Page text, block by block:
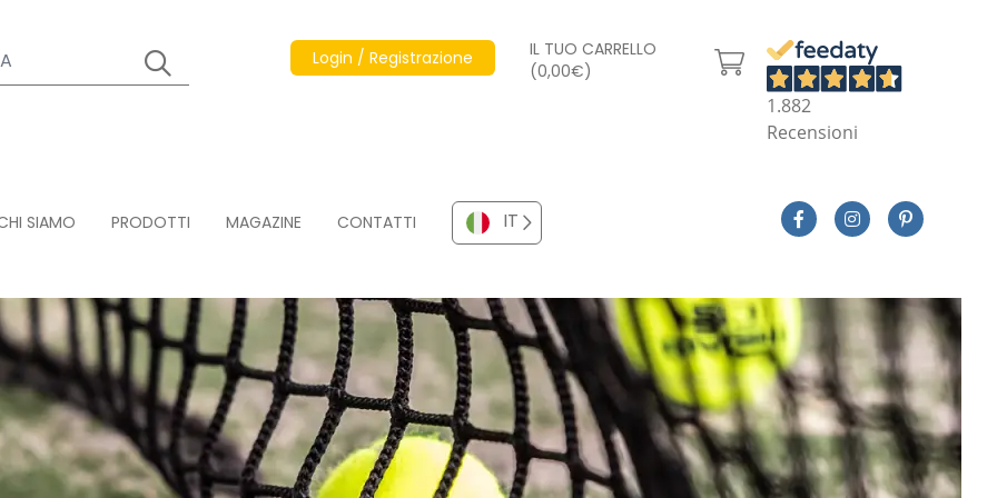
Login / Registrazione
IL TUO CARRELLO
(0,00€)
1.882
Recensioni
SIAMO PRODOTTI MAGAZINE CONTATTI IT